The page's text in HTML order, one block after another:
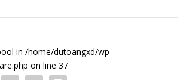
in /home/dutoangxd/wp-
on line 37